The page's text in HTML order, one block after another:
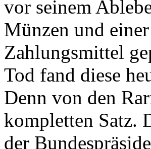
vor seinem
Münzen und
Zahlungsmittel
Tod fand diese
Denn von den
kompletten Satz.
der